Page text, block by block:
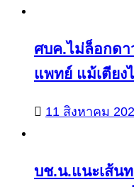
ศบค.ไม่ล็อกด
แพทย์ แม้เตียง
11 สิงหาคม
บช.น.แนะเส้นท